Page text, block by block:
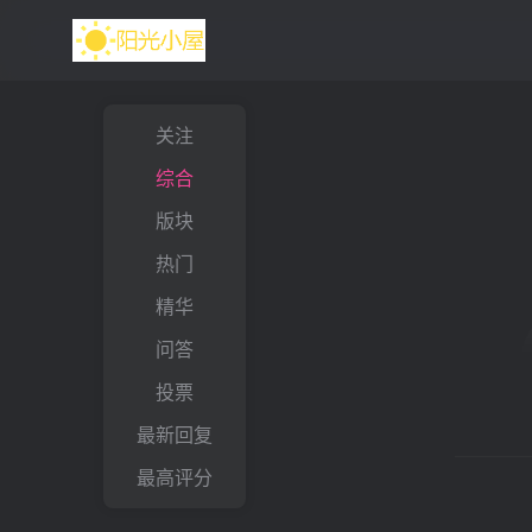
关注
综合
版块
热门
精华
问答
投票
最新回复
最高评分